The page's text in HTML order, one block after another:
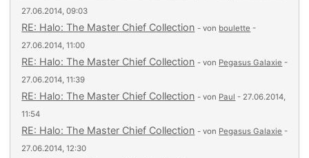
27.06.2014, 09:03
RE: Halo: The Master Chief Collection - von boulette -
27.06.2014, 11:00
RE: Halo: The Master Chief Collection - von Pegasus Galaxie -
27.06.2014, 11:39
RE: Halo: The Master Chief Collection - von Paul - 27.06.2014,
11:54
RE: Halo: The Master Chief Collection - von Pegasus Galaxie -
27.06.2014, 12:30